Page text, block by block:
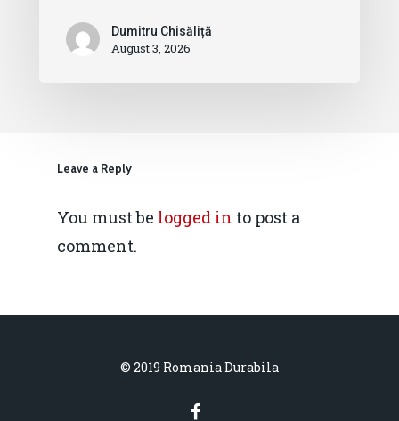
Dumitru Chisăliță
August 3, 2026
Leave a Reply
You must be logged in to post a
comment.
© 2019 Romania Durabila